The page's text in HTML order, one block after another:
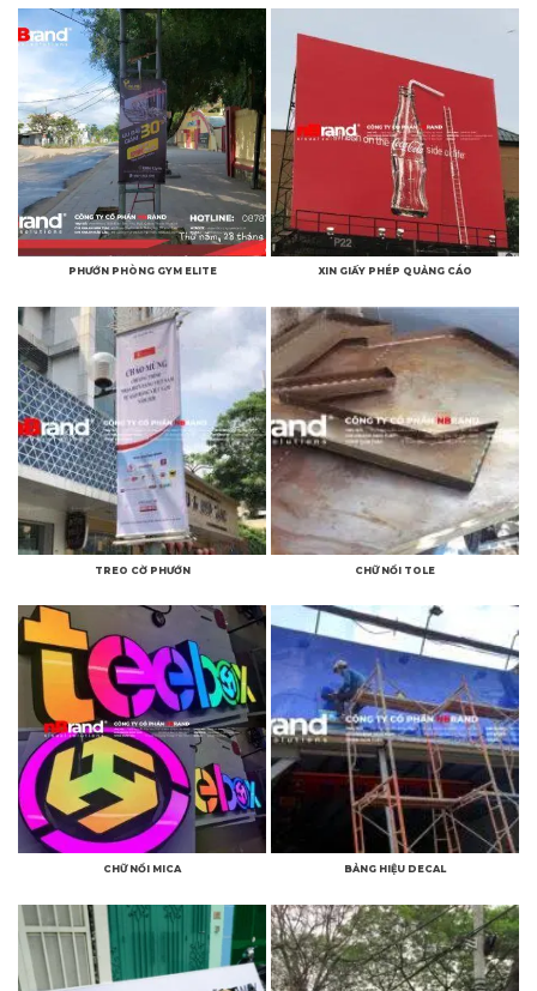
PHƯỚN PHÒNG GYM ELITE XIN GIẤY PHÉP QUẢNG CÁO
TREO CỜ PHƯỚN CHỮ NỔI TOLE
CHỮ NỔI MICA BẢNG HIỆU DECAL